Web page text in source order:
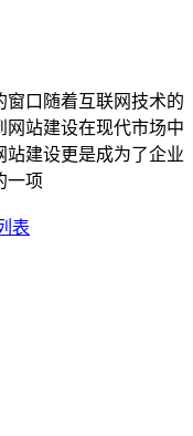
口随着互联网技术的
网站建设在现代市场中
站建设更是成为了企业
一项
表